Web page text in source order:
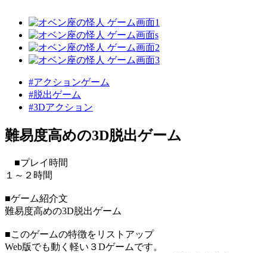
#アクションゲーム
#脱出ゲーム
#3Dアクション
難易度高めの3D脱出ゲーム
■プレイ時間
１～２時間
■ゲーム紹介文
難易度高めの3D脱出ゲーム
■このゲームの特徴をリストアップ
Web版でも動く軽い３Dゲームです。